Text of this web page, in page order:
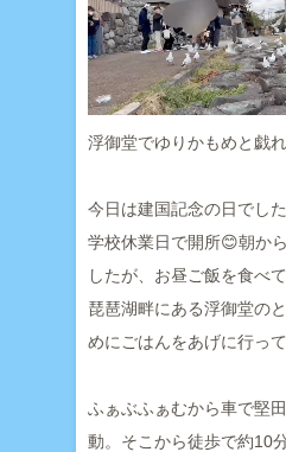
浮御堂でゆりかもめと戯
今日は建国記念の日でし
学校休業日で開所😊朝か
したが、お昼ご飯を食べ
琵琶湖畔にある浮御堂の
めにごはんをあげに行っ
ふぁぶふぁむから車で堅
動。そこから徒歩で約10